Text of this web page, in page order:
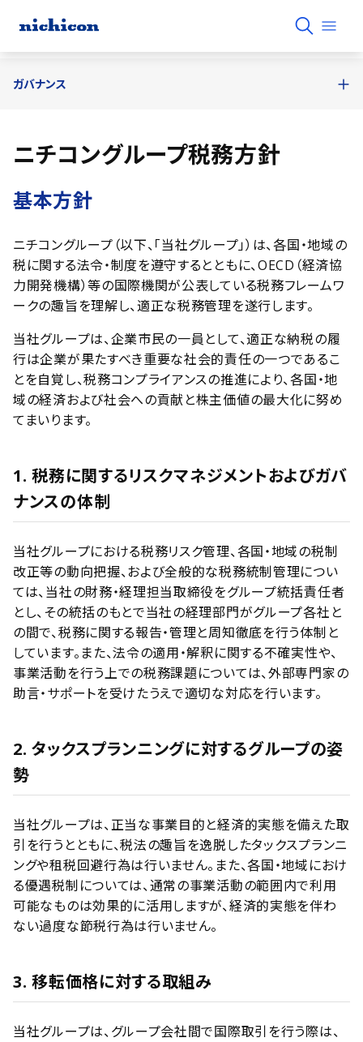
ニチコングループ税務方針
基本方針
ニチコングループ（以下、「当社グループ」）は、各国・地域の
税に関する法令・制度を遵守するとともに、OECD（経済協
力開発機構）等の国際機関が公表している税務フレームワ
ークの趣旨を理解し、適正な税務管理を遂行します。
当社グループは、企業市民の一員として、適正な納税の履
行は企業が果たすべき重要な社会的責任の一つであるこ
とを自覚し、税務コンプライアンスの推進により、各国・地
域の経済および社会への貢献と株主価値の最大化に努め
てまいります。
1. 税務に関するリスクマネジメントおよびガバ
ナンスの体制
当社グループにおける税務リスク管理、各国・地域の税制
改正等の動向把握、および全般的な税務統制管理につい
ては、当社の財務・経理担当取締役をグループ統括責任者
とし、その統括のもとで当社の経理部門がグループ各社と
の間で、税務に関する報告・管理と周知徹底を行う体制と
しています。また、法令の適用・解釈に関する不確実性や、
事業活動を行う上での税務課題については、外部専門家の
助言・サポートを受けたうえで適切な対応を行います。
2. タックスプランニングに対するグループの姿
勢
当社グループは、正当な事業目的と経済的実態を備えた取
引を行うとともに、税法の趣旨を逸脱したタックスプランニ
ングや租税回避行為は行いません。また、各国・地域におけ
る優遇税制については、通常の事業活動の範囲内で利用
可能なものは効果的に活用しますが、経済的実態を伴わ
ない過度な節税行為は行いません。
3. 移転価格に対する取組み
当社グループは、グループ会社間で国際取引を行う際は、
ガバナンス